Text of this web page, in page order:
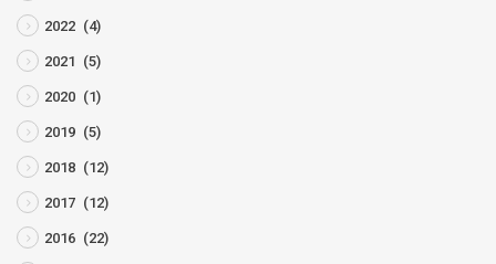
2022 (4)
2021 (5)
2020 (1)
2019 (5)
2018 (12)
2017 (12)
2016 (22)